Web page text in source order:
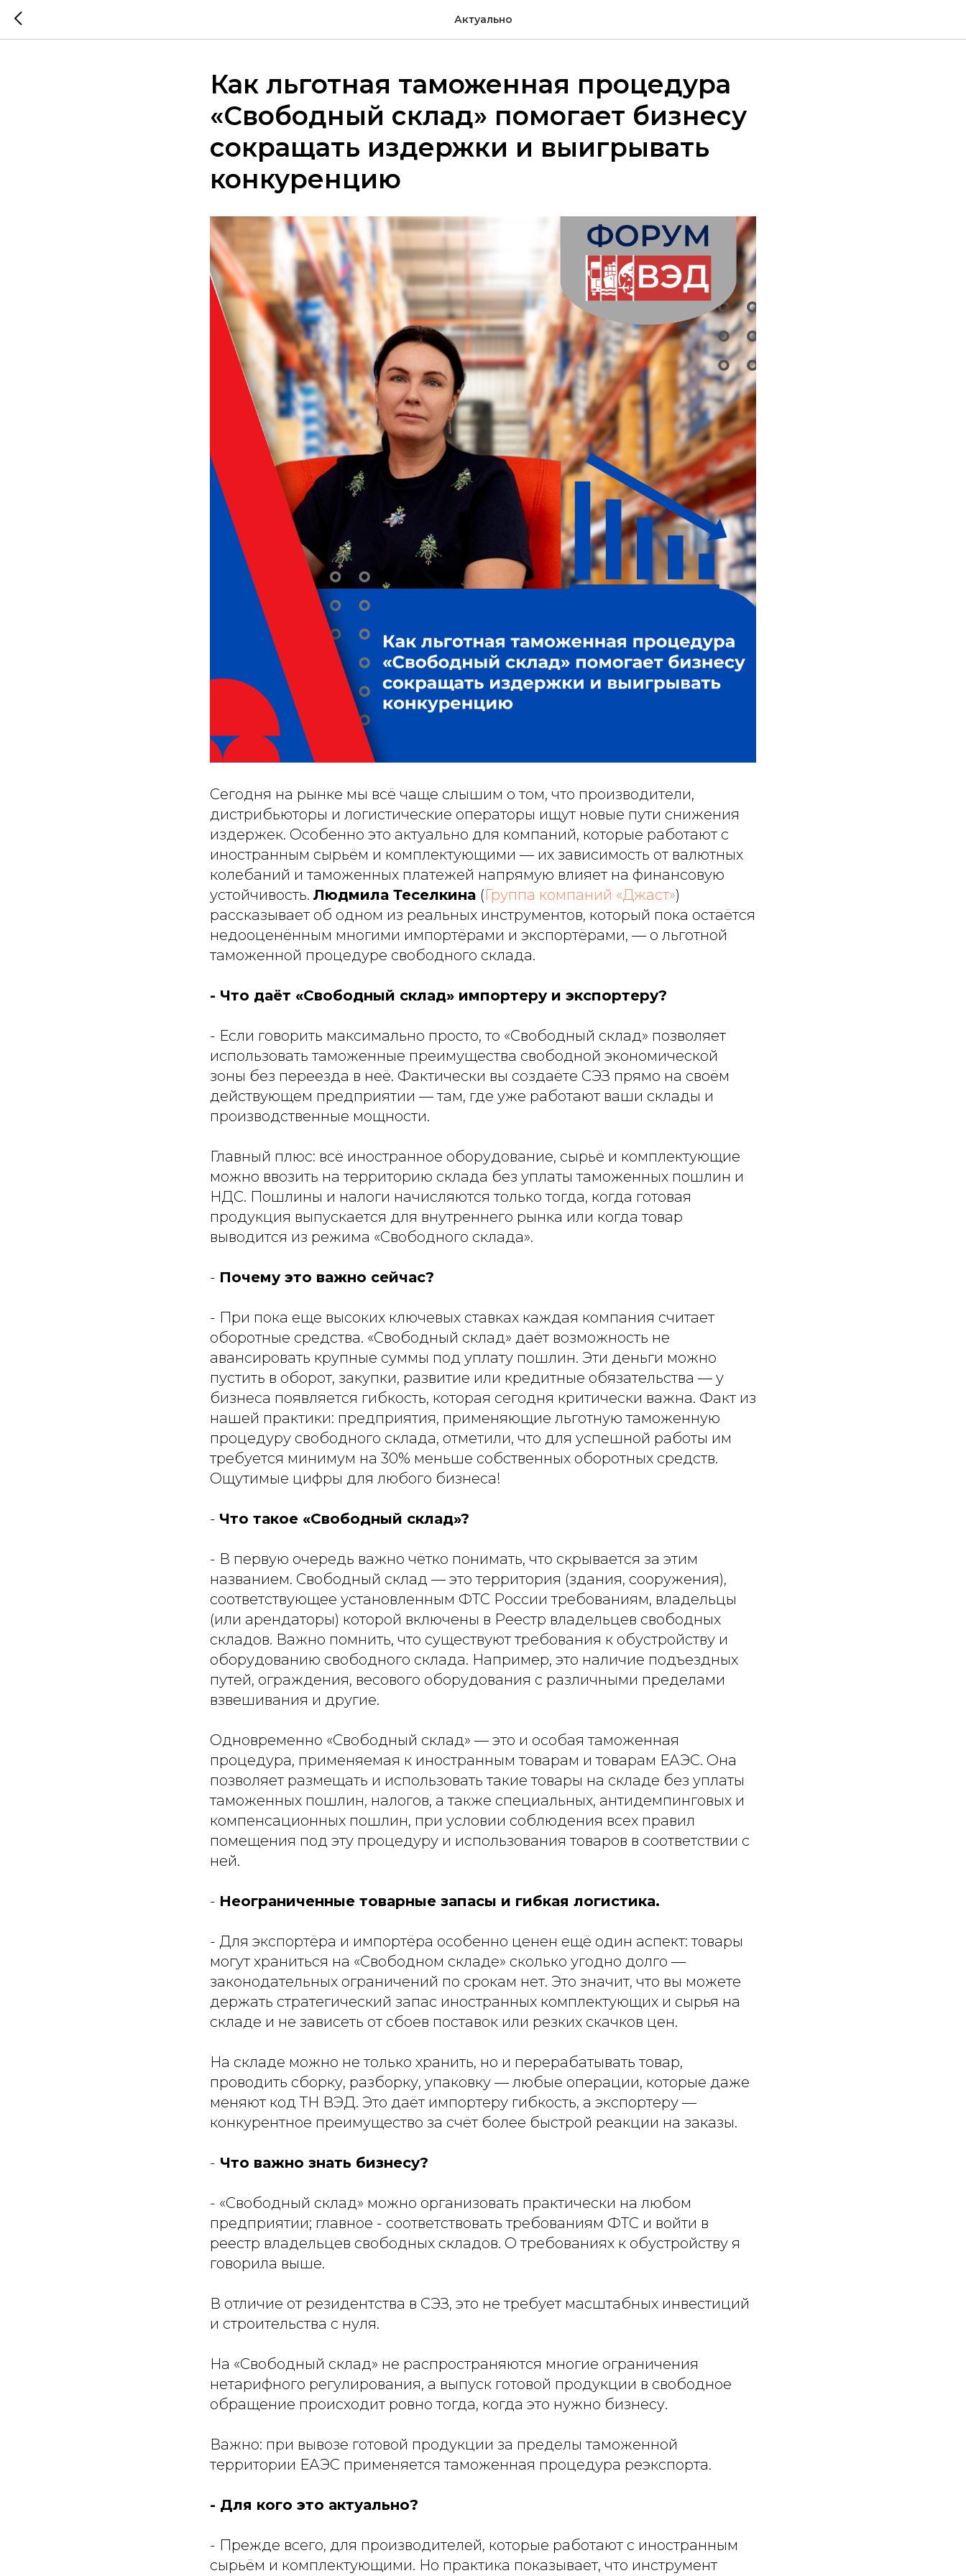
Актуально
Как льготная таможенная процедура
«Свободный склад» помогает бизнесу
сокращать издержки и выигрывать
конкуренцию
Сегодня на рынке мы всё чаще слышим о том, что производители,
дистрибьюторы и логистические операторы ищут новые пути снижения
издержек. Особенно это актуально для компаний, которые работают с
иностранным сырьём и комплектующими — их зависимость от валютных
колебаний и таможенных платежей напрямую влияет на финансовую
устойчивость. Людмила Теселкина (Группа компаний «Джаст»)
рассказывает об одном из реальных инструментов, который пока остаётся
недооценённым многими импортёрами и экспортёрами, — о льготной
таможенной процедуре свободного склада.
- Что даёт «Свободный склад» импортеру и экспортеру?
- Если говорить максимально просто, то «Свободный склад» позволяет
использовать таможенные преимущества свободной экономической
зоны без переезда в неё. Фактически вы создаёте СЭЗ прямо на своём
действующем предприятии — там, где уже работают ваши склады и
производственные мощности.
Главный плюс: всё иностранное оборудование, сырьё и комплектующие
можно ввозить на территорию склада без уплаты таможенных пошлин и
НДС. Пошлины и налоги начисляются только тогда, когда готовая
продукция выпускается для внутреннего рынка или когда товар
выводится из режима «Свободного склада».
- Почему это важно сейчас?
- При пока еще высоких ключевых ставках каждая компания считает
оборотные средства. «Свободный склад» даёт возможность не
авансировать крупные суммы под уплату пошлин. Эти деньги можно
пустить в оборот, закупки, развитие или кредитные обязательства — у
бизнеса появляется гибкость, которая сегодня критически важна. Факт из
нашей практики: предприятия, применяющие льготную таможенную
процедуру свободного склада, отметили, что для успешной работы им
требуется минимум на 30% меньше собственных оборотных средств.
Ощутимые цифры для любого бизнеса!
- Что такое «Свободный склад»?
- В первую очередь важно чётко понимать, что скрывается за этим
названием. Свободный склад — это территория (здания, сооружения),
соответствующее установленным ФТС России требованиям, владельцы
(или арендаторы) которой включены в Реестр владельцев свободных
складов. Важно помнить, что существуют требования к обустройству и
оборудованию свободного склада. Например, это наличие подъездных
путей, ограждения, весового оборудования с различными пределами
взвешивания и другие.
Одновременно «Свободный склад» — это и особая таможенная
процедура, применяемая к иностранным товарам и товарам ЕАЭС. Она
позволяет размещать и использовать такие товары на складе без уплаты
таможенных пошлин, налогов, а также специальных, антидемпинговых и
компенсационных пошлин, при условии соблюдения всех правил
помещения под эту процедуру и использования товаров в соответствии с
ней.
- Неограниченные товарные запасы и гибкая логистика.
- Для экспортёра и импортёра особенно ценен ещё один аспект: товары
могут храниться на «Свободном складе» сколько угодно долго —
законодательных ограничений по срокам нет. Это значит, что вы можете
держать стратегический запас иностранных комплектующих и сырья на
складе и не зависеть от сбоев поставок или резких скачков цен.
На складе можно не только хранить, но и перерабатывать товар,
проводить сборку, разборку, упаковку — любые операции, которые даже
меняют код ТН ВЭД. Это даёт импортеру гибкость, а экспортеру —
конкурентное преимущество за счёт более быстрой реакции на заказы.
- Что важно знать бизнесу?
- «Свободный склад» можно организовать практически на любом
предприятии; главное - соответствовать требованиям ФТС и войти в
реестр владельцев свободных складов. О требованиях к обустройству я
говорила выше.
В отличие от резидентства в СЭЗ, это не требует масштабных инвестиций
и строительства с нуля.
На «Свободный склад» не распространяются многие ограничения
нетарифного регулирования, а выпуск готовой продукции в свободное
обращение происходит ровно тогда, когда это нужно бизнесу.
Важно: при вывозе готовой продукции за пределы таможенной
территории ЕАЭС применяется таможенная процедура реэкспорта.
- Для кого это актуально?
- Прежде всего, для производителей, которые работают с иностранным
сырьём и комплектующими. Но практика показывает, что инструмент